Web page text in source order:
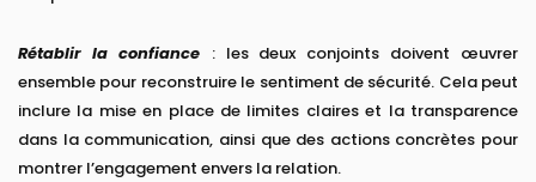
Rétablir la confiance : les deux conjoints doivent œuvrer
ensemble pour reconstruire le sentiment de sécurité. Cela peut
inclure la mise en place de limites claires et la transparence
dans la communication, ainsi que des actions concrètes pour
montrer l’engagement envers la relation.